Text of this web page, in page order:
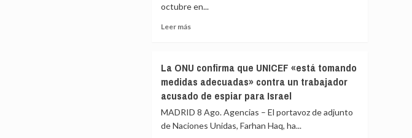
renuncia
octubre en...
Leer másLeer
Bolsonaro
vuelve
a
corruptos
a
La ONU confirma que UNICEF «está tomando
medidas adecuadas» contra un trabajador
acusado de espiar para Israel
MADRID 8 Ago. Agencias – El portavoz de adjunto
de Naciones Unidas, Farhan Haq, ha...